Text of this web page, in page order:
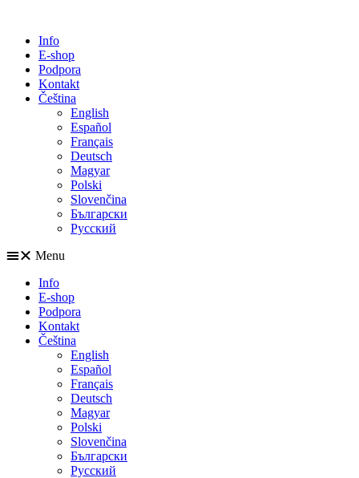
Info
E-shop
Podpora
Kontakt
Čeština
English
Español
Français
Deutsch
Magyar
Polski
Slovenčina
Български
Русский
Menu
Info
E-shop
Podpora
Kontakt
Čeština
English
Español
Français
Deutsch
Magyar
Polski
Slovenčina
Български
Русский